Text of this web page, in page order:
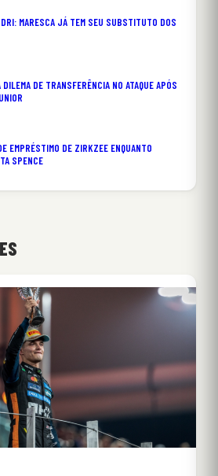
MARESCA JÁ TEM SEU SUBSTITUTO DOS
DE TRANSFERÊNCIA NO ATAQUE APÓS
EMPRÉSTIMO DE ZIRKZEE ENQUANTO
SPENCE